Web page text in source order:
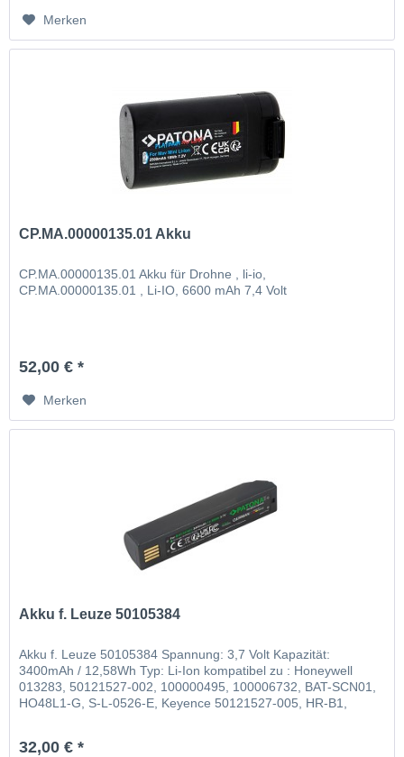
Merken
CP.MA.00000135.01 Akku
CP.MA.00000135.01 Akku für Drohne , li-io,
CP.MA.00000135.01 , Li-IO, 6600 mAh 7,4 Volt
52,00 € *
Merken
Akku f. Leuze 50105384
Akku f. Leuze 50105384 Spannung: 3,7 Volt Kapazität:
3400mAh / 12,58Wh Typ: Li-Ion kompatibel zu : Honeywell
013283, 50121527-002, 100000495, 100006732, BAT-SCN01,
HO48L1-G, S-L-0526-E, Keyence 50121527-005, HR-B1,
32,00 € *